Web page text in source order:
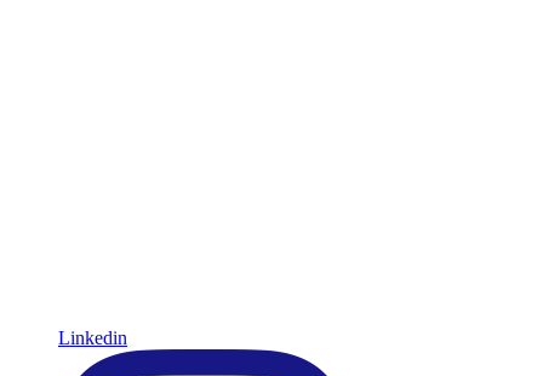
Linkedin